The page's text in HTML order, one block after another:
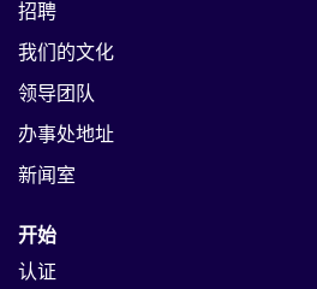
招聘
我们的文化
领导团队
办事处地址
新闻室
开始
认证